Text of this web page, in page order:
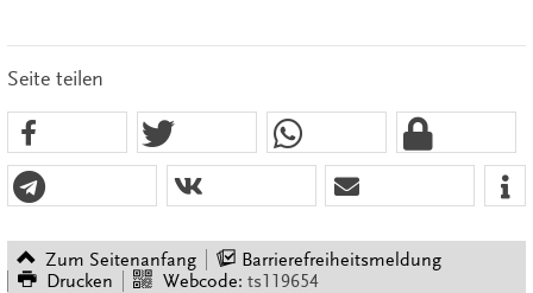
Seite teilen
Zum Seitenanfang
Barrierefreiheitsmeldung
Drucken
Webcode: ts119654